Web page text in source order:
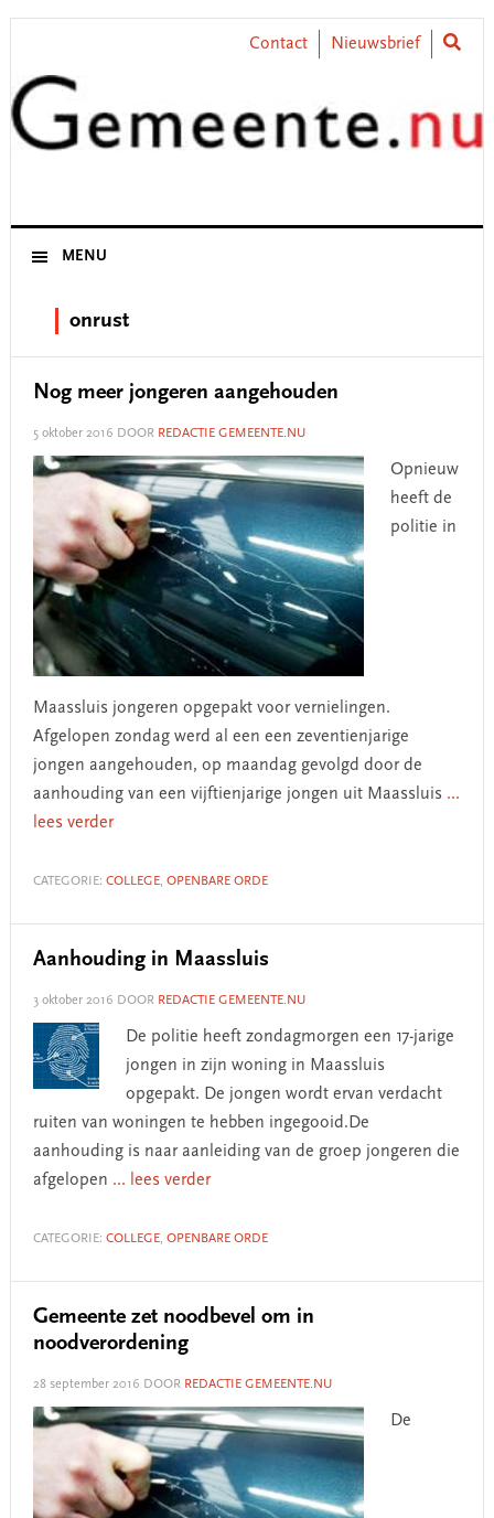
Skip
primary
navigation
Skip
content
Skip
primary
sidebar
Skip
footer
Contact Nieuwsbrief
MENU
onrust
Nog meer jongeren aangehouden
5 oktober 2016 DOOR REDACTIE GEMEENTE.NU
Opnieuw
heeft de
politie in
Maassluis jongeren opgepakt voor vernielingen.
Afgelopen zondag werd al een een zeventienjarige
jongen aangehouden, op maandag gevolgd door de
aanhouding van een vijftienjarige jongen uit Maassluis ...
lees verder
CATEGORIE: COLLEGE, OPENBARE ORDE
Aanhouding in Maassluis
3 oktober 2016 DOOR REDACTIE GEMEENTE.NU
De politie heeft zondagmorgen een 17-jarige
jongen in zijn woning in Maassluis
opgepakt. De jongen wordt ervan verdacht
ruiten van woningen te hebben ingegooid.De
aanhouding is naar aanleiding van de groep jongeren die
afgelopen ... lees verder
CATEGORIE: COLLEGE, OPENBARE ORDE
Gemeente zet noodbevel om in
noodverordening
28 september 2016 DOOR REDACTIE GEMEENTE.NU
De